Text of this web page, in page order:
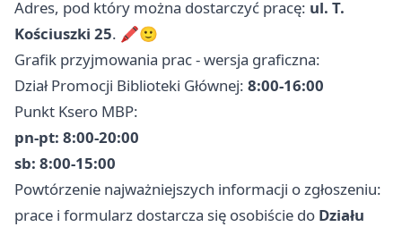
Adres, pod który można dostarczyć pracę: ul. T.
Kościuszki 25. 🖍️🙂
Grafik przyjmowania prac - wersja graficzna:
Dział Promocji Biblioteki Głównej: 8:00-16:00
Punkt Ksero MBP:
pn‑pt: 8:00-20:00
sb: 8:00-15:00
Powtórzenie najważniejszych informacji o zgłoszeniu:
prace i formularz dostarcza się osobiście do Działu